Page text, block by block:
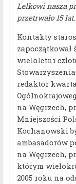
Lelkowi nasza
przetrwało 15 lat.
Kontakty
zapoczątkował
wieloletni
redaktor
na Węgrzech,
Mniejszości
Kochanowski
ambasadorów
na Węgrzech,
którym
2005 roku na